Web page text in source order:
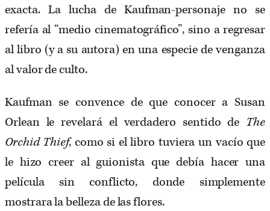
exacta. La lucha de Kaufman-personaje no se
refería al “medio cinematográfico”, sino a regresar
al libro (y a su autora) en una especie de venganza
al valor de culto.
Kaufman se convence de que conocer a Susan
Orlean le revelará el verdadero sentido de The
Orchid Thief, como si el libro tuviera un vacío que
le hizo creer al guionista que debía hacer una
película sin conflicto, donde simplemente
mostrara la belleza de las flores.